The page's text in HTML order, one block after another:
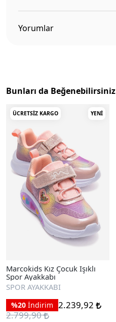
Yorumlar
Bunları da Beğenebilirsiniz
ÜCRETSIZ KARGO YENI
Marcokids Kız Çocuk Işıklı
Spor Ayakkabı
SPOR AYAKKABI
%20 İndirim 2.239,92
2.799,90